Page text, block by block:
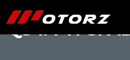
Q3 1.4 TFSI